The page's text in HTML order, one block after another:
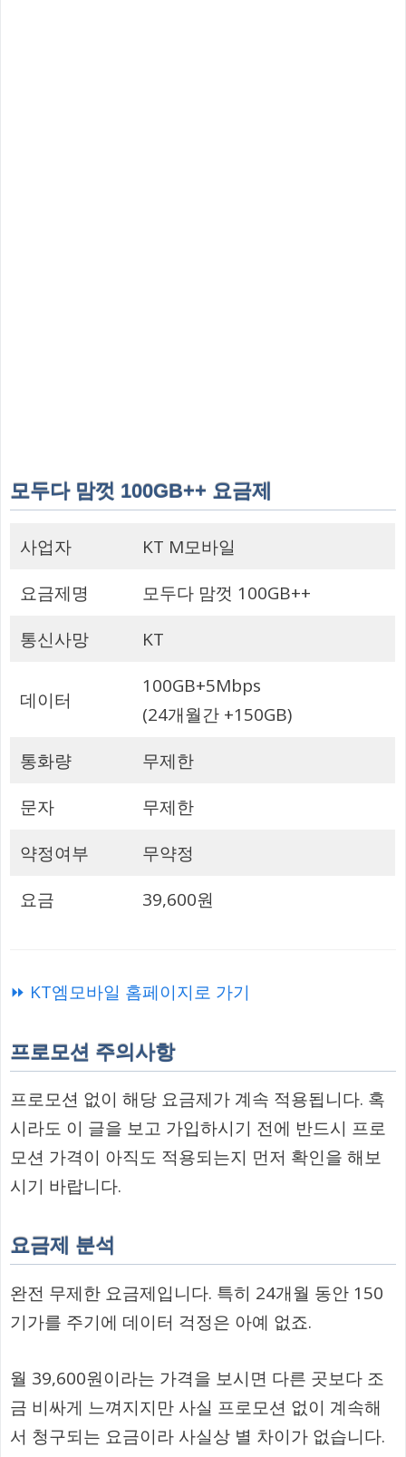
모두다 맘껏 100GB++ 요금제
사업자
KT M모바일
요금제명
모두다 맘껏 100GB++
통신사망
KT
데이터
100GB+5Mbps
(24개월간 +150GB)
통화량
무제한
문자
무제한
약정여부
무약정
요금
39,600원
⏩ KT엠모바일 홈페이지로 가기
프로모션 주의사항
프로모션 없이 해당 요금제가 계속 적용됩니다. 혹
시라도 이 글을 보고 가입하시기 전에 반드시 프로
모션 가격이 아직도 적용되는지 먼저 확인을 해보
시기 바랍니다.
요금제 분석
완전 무제한 요금제입니다. 특히 24개월 동안 150
기가를 주기에 데이터 걱정은 아예 없죠.
월 39,600원이라는 가격을 보시면 다른 곳보다 조
금 비싸게 느껴지지만 사실 프로모션 없이 계속해
서 청구되는 요금이라 사실상 별 차이가 없습니다.